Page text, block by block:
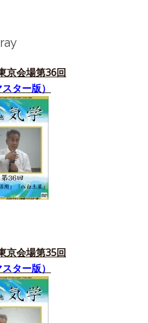
京会場第36回
スター版）
京会場第35回
スター版）